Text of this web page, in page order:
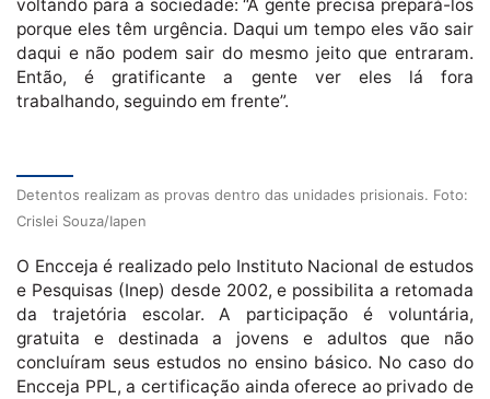
voltando para a sociedade: “A gente precisa prepará-los
porque eles têm urgência. Daqui um tempo eles vão sair
daqui e não podem sair do mesmo jeito que entraram.
Então, é gratificante a gente ver eles lá fora
trabalhando, seguindo em frente”.
Detentos realizam as provas dentro das unidades prisionais. Foto:
Crislei Souza/Iapen
O Encceja é realizado pelo Instituto Nacional de estudos
e Pesquisas (Inep) desde 2002, e possibilita a retomada
da trajetória escolar. A participação é voluntária,
gratuita e destinada a jovens e adultos que não
concluíram seus estudos no ensino básico. No caso do
Encceja PPL, a certificação ainda oferece ao privado de